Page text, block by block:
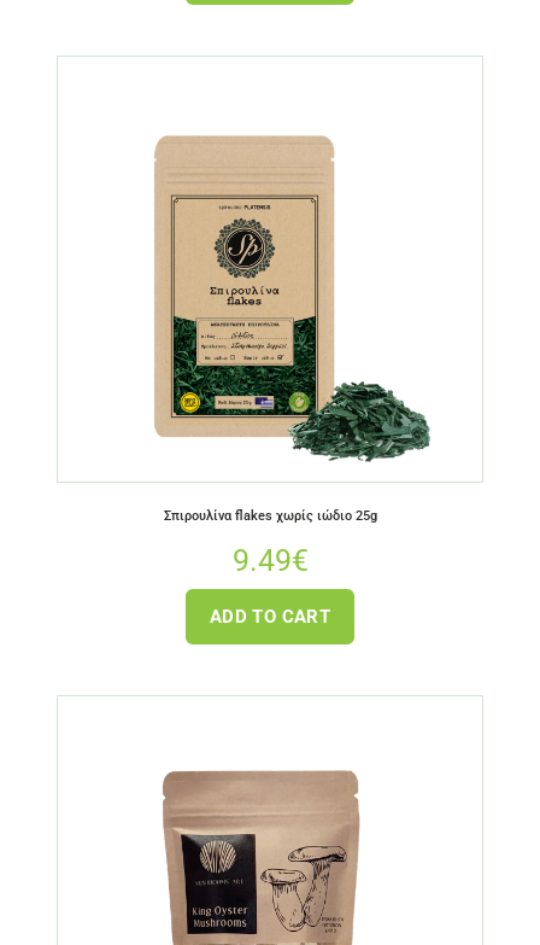
Σπιρουλίνα flakes χωρίς ιώδιο 25g
9.49€
ADD TO CART